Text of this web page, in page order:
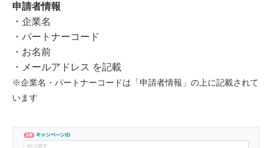
申請者情報
・企業名
・パートナーコード
・お名前
・メールアドレス を記載
※企業名・パートナーコードは「申請者情報」の上に記載されて
います